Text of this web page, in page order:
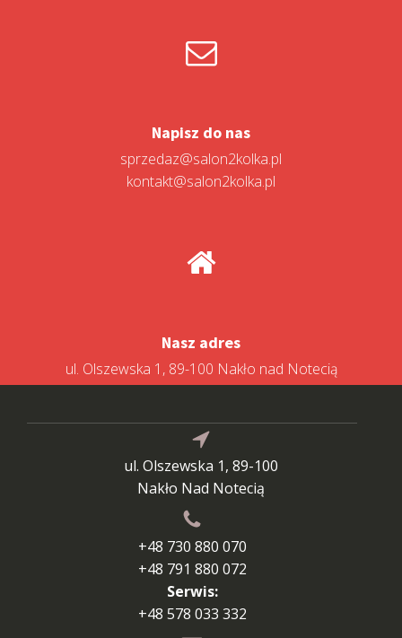
Napisz do nas
sprzedaz@salon2kolka.pl
kontakt@salon2kolka.pl
Nasz adres
ul. Olszewska 1, 89-100 Nakło nad Notecią
ul. Olszewska 1, 89-100
Nakło Nad Notecią
+48 730 880 070
+48 791 880 072
Serwis:
+48 578 033 332